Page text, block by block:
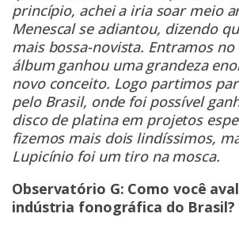
princípio, achei a iria soar meio
Menescal se adiantou, dizendo
mais bossa-novista. Entramos
álbum ganhou uma grandeza
novo conceito. Logo partimos
pelo Brasil, onde foi possível
disco de platina em projetos
fizemos mais dois lindíssimos,
Lupicínio foi um tiro na mosca.
Observatório G: Como você
indústria fonográfica do Brasil?